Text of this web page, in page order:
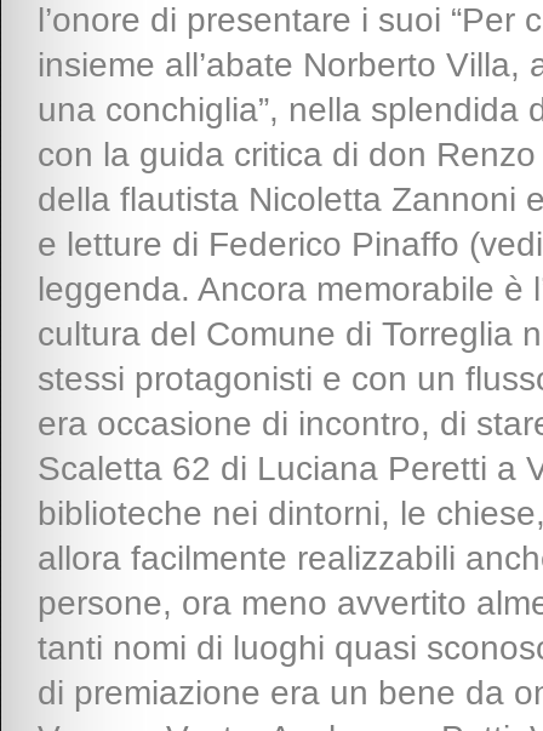
l’onore di presentare i suoi “Per
insieme all’abate Norberto
una conchiglia”, nella splendida
con la guida critica di don
della flautista Nicoletta Zannoni
e letture di Federico Pinaffo
leggenda. Ancora memorabile è
cultura del Comune di Torreglia
stessi protagonisti e con un
era occasione di incontro, di
Scaletta 62 di Luciana Peretti a
biblioteche nei dintorni, le
allora facilmente realizzabili
persone, ora meno avvertito
tanti nomi di luoghi quasi
di premiazione era un bene da